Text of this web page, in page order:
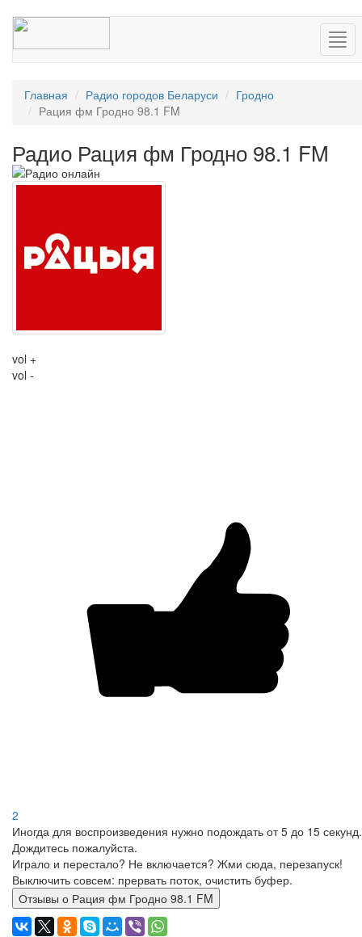
Главная Радио городов Беларуси
Гродно
Рация фм Гродно 98.1 FM
Радио Рация фм Гродно 98.1 FM
vol +
vol -
2
Иногда для воспроизведения нужно подождать от 5 до 15 секунд.
Дождитесь пожалуйста.
Играло и перестало? Не включается? Жми сюда, перезапуск!
Выключить совсем: прервать поток, очистить буфер.
Отзывы о Рация фм Гродно 98.1 FM